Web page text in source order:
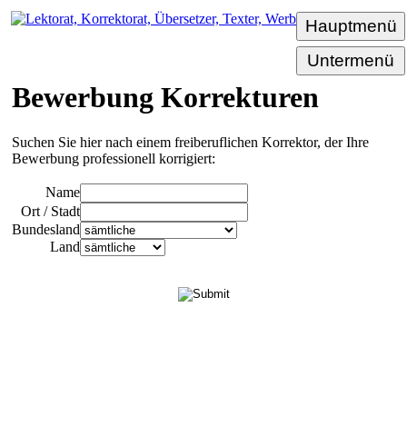
Hauptmenü
Untermenü
Bewerbung Korrekturen
Suchen Sie hier nach einem freiberuflichen Korrektor, der Ihre
Bewerbung professionell korrigiert:
Name
Ort / Stadt
Bundesland
Land